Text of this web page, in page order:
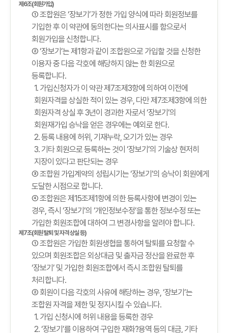
제6조(회원가입)
① 조합원은 ‘장보기’가 정한 가입 양식에 따라 회원정보를
기입한 후 이 약관에 동의한다는 의사표시를 함으로서
회원가입을 신청합니다.
② ‘장보기’는 제1항과 같이 조합원으로 가입할 것을 신청한
이용자 중 다음 각호에 해당하지 않는 한 회원으로
등록합니다.
1. 가입신청자가 이 약관 제7조제3항에 의하여 이전에
회원자격을 상실한 적이 있는 경우, 다만 제7조제3항에 의한
회원자격 상실 후 3년이 경과한 자로서 ‘장보기’의
회원재가입 승낙을 얻은 경우에는 예외로 한다.
2. 등록 내용에 허위, 기재누락, 오기가 있는 경우
3. 기타 회원으로 등록하는 것이 ‘장보기’의 기술상 현저히
지장이 있다고 판단되는 경우
③ 조합원 가입계약의 성립시기는 ‘장보기’의 승낙이 회원에게
도달한 시점으로 합니다.
④ 조합원은 제15조제1항에 의한 등록사항에 변경이 있는
경우, 즉시 ‘장보기’의 ‘개인정보수정’을 통한 정보수정 또는
가입한 회원조합에 대하여 그 변경사항을 알려야 합니다.
제7조(회원 탈퇴 및 자격 상실 등)
① 조합원은 가입한 회원생협을 통하여 탈퇴를 요청할 수
있으며 회원조합은 외상대금 및 출자금 정산을 완료한 후
‘장보기’ 및 가입한 회원조합에서 즉시 조합원 탈퇴를
처리합니다.
② 회원이 다음 각호의 사유에 해당하는 경우, ‘장보기’는
조합원 자격을 제한 및 정지시킬 수 있습니다.
1. 가입 신청시에 허위 내용을 등록한 경우
2. ‘장보기’를 이용하여 구입한 재화?용역 등의 대금, 기타